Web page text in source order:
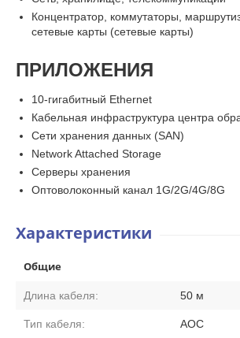
Концентратор, коммутаторы,
сетевые карты (сетевые карты)
ПРИЛОЖЕНИЯ
10-гигабитный Ethernet
Кабельная инфраструктура центра
Сети хранения данных (SAN)
Network Attached Storage
Серверы хранения
Оптоволоконный канал 1G/2G/4G/8G
Характеристики
Общие
Длина кабеля: 50 м
Тип кабеля: AOC